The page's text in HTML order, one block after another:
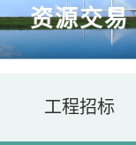
资源交易
工程招标